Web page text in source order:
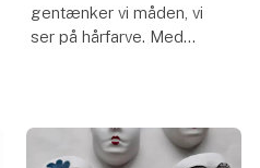
gentænker vi måden, vi
ser på hårfarve. Med
hårfarve derhjemme,
som et eksklusivt finish